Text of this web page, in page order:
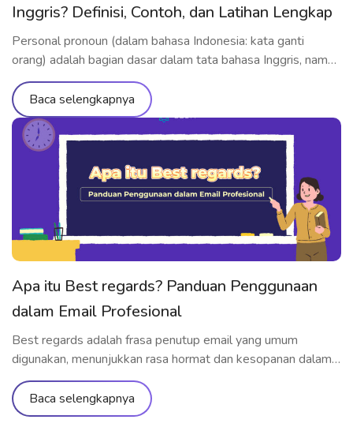
Inggris? Definisi, Contoh, dan Latihan Lengkap
Personal pronoun (dalam bahasa Indonesia: kata ganti
orang) adalah bagian dasar dalam tata bahasa Inggris, namun
sangat penting untuk dikuasai. Meski tergolong materi dasar,
banyak pelajar bahasa Inggris yang masih kesulitan
membedakan dan menggunakan jenis personal pronoun
secara tepat. Jadi, personal pronoun itu apa? Mari pelajari
pengertian lengkapnya bersama ELSA Speak, mulai dari
definisi, klasifikasi, […]
Baca selengkapnya
Apa itu Best regards? Panduan Penggunaan
dalam Email Profesional
Best regards adalah frasa penutup email yang umum
digunakan, menunjukkan rasa hormat dan kesopanan dalam
komunikasi. Namun, tidak semua orang benar-benar
memahami apa itu Best regards, kapan sebaiknya digunakan,
dan hal-hal apa saja yang perlu diperhatikan agar tidak keliru.
Baca selengkapnya